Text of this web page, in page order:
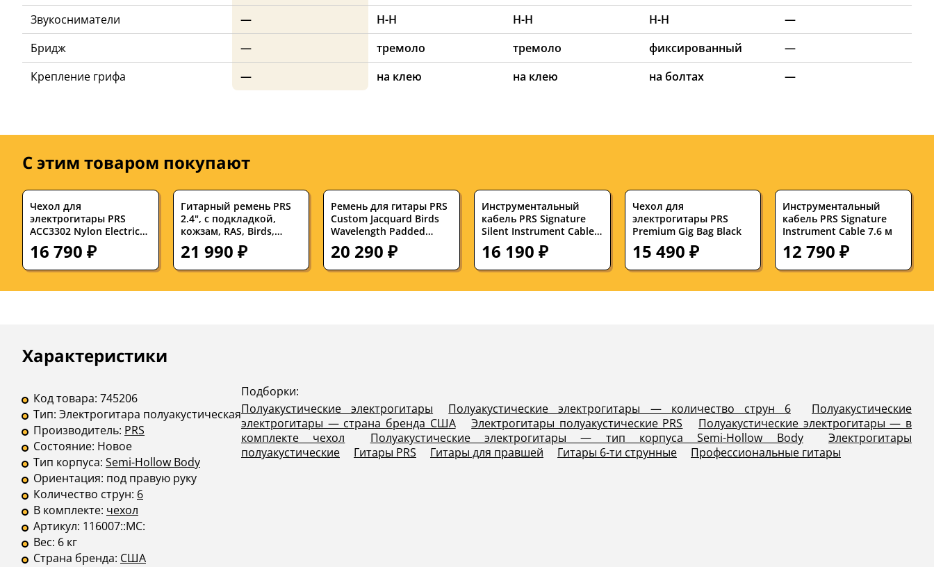
Звукосниматели
— H-H H-H H-H
—
Бридж
— тремоло тремоло фиксированный
—
Крепление грифа
— на клею на клею на болтах —
С этим товаром покупают
Чехол для
электрогитары PRS
ACC3302 Nylon Electric
Gig Bag Black
16 790 ₽
Гитарный ремень PRS
2.4", с подкладкой,
кожзам, RAS, Birds,
бежевый
21 990 ₽
Ремень для гитары PRS
Custom Jacquard Birds
Wavelength Padded
Charcoal 2.4 in.
20 290 ₽
Инструментальный
кабель PRS Signature
Silent Instrument Cable
Black 7.6 м
16 190 ₽
Чехол для
электрогитары PRS
Premium Gig Bag Black
15 490 ₽
Инструментальный
кабель PRS Signature
Instrument Cable 7.6 м
12 790 ₽
Описание
Характеристики
Инструкции
Код товара: 745206
Тип: Электрогитара полуакустическая
Производитель: PRS
Состояние: Новое
Тип корпуса: Semi-Hollow Body
Ориентация: под правую руку
Количество струн: 6
В комплекте: чехол
Артикул: 116007::MC:
Вес: 6 кг
Страна бренда: США
Подборки:
Полуакустические электрогитары
Полуакустические электрогитары — количество струн 6
Полуакустические
электрогитары — страна бренда США
Электрогитары полуакустические PRS
Полуакустические электрогитары — в
комплекте чехол
Полуакустические электрогитары — тип корпуса Semi-Hollow Body
Электрогитары
полуакустические
Гитары PRS Гитары для правшей Гитары 6-ти струнные Профессиональные гитары